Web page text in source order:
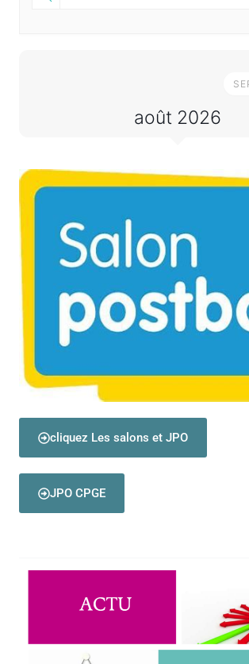
août 2026
cliquez Les salons et JPO
JPO CPGE